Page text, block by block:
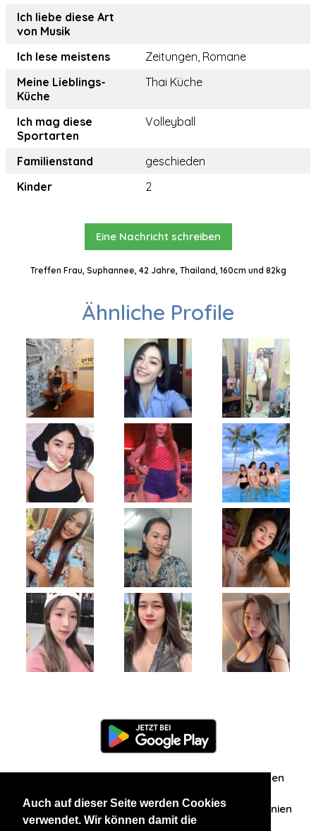
Auch auf dieser Seite werden Cookies
verwendet. Wir können damit die
Ich liebe diese Art
von Musik
Ich lese meistens
Zeitungen, Romane
Meine Lieblings-
Küche
Thai Küche
Ich mag diese
Sportarten
Volleyball
Familienstand
geschieden
Kinder
2
Eine Nachricht schreiben
Treffen Frau, Suphannee, 42 Jahre, Thailand, 160cm und 82kg
Ähnliche Profile
Zuschriften/Erfahrungen
Datenschutzerklärung AGB Datenschutzrichtlinien